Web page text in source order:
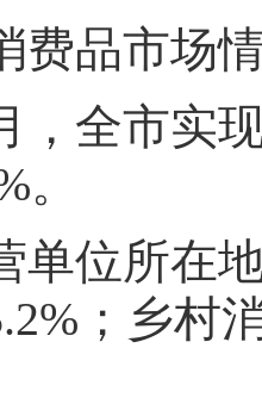
品市场
市实现
。
位所在地
；乡村